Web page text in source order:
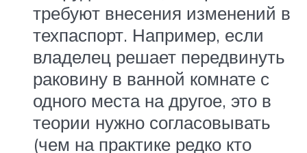
требуют внесения изменений в
техпаспорт. Например, если
владелец решает передвинуть
раковину в ванной комнате с
одного места на другое, это в
теории нужно согласовывать
(чем на практике редко кто